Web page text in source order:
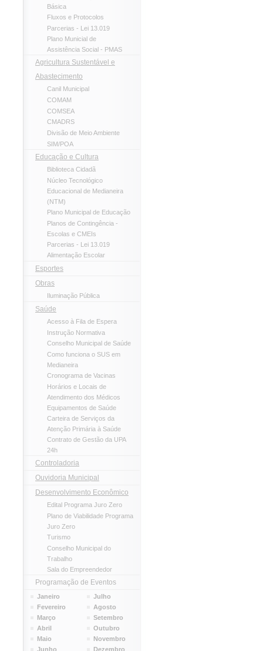
Básica
Fluxos e Protocolos
Parcerias - Lei 13.019
Plano Municial de
Assistência Social - PMAS
Agricultura Sustentável e
Abastecimento
Canil Municipal
COMAM
COMSEA
CMADRS
Divisão de Meio Ambiente
SIM/POA
Educação e Cultura
Biblioteca Cidadã
Núcleo Tecnológico
Educacional de Medianeira
(NTM)
Plano Municipal de Educação
Planos de Contingência -
Escolas e CMEIs
Parcerias - Lei 13.019
Alimentação Escolar
Esportes
Obras
Iluminação Pública
Saúde
Acesso à Fila de Espera
Instrução Normativa
Conselho Municipal de Saúde
Como funciona o SUS em
Medianeira
Cronograma de Vacinas
Horários e Locais de
Atendimento dos Médicos
Equipamentos de Saúde
Carteira de Serviços da
Atenção Primária à Saúde
Contrato de Gestão da UPA
24h
Controladoria
Ouvidoria Municipal
Desenvolvimento Econômico
Edital Programa Juro Zero
Plano de Viabilidade Programa
Juro Zero
Turismo
Conselho Municipal do
Trabalho
Sala do Empreendedor
Programação de Eventos
Janeiro
Fevereiro
Março
Abril
Maio
Junho
Julho
Agosto
Setembro
Outubro
Novembro
Dezembro